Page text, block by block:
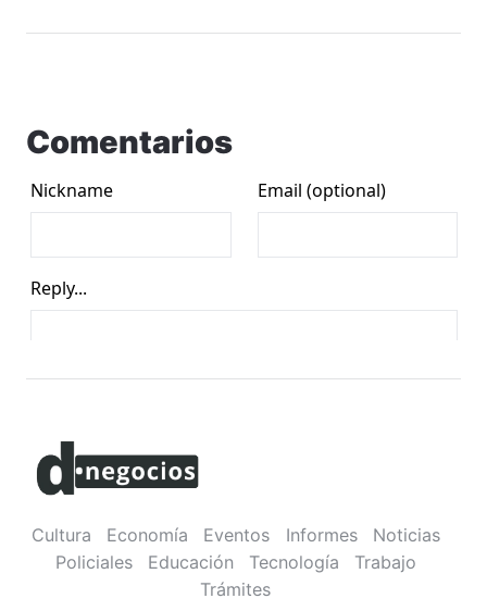
Comentarios
Cultura Economía Eventos Informes
Noticias
Policiales
Educación Tecnología
Trabajo
Trámites